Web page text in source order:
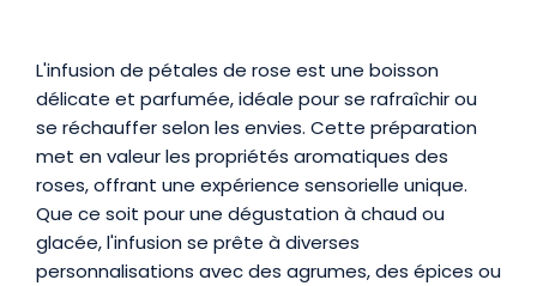
Présentation
L'infusion de pétales de rose est une boisson
délicate et parfumée, idéale pour se rafraîchir ou
se réchauffer selon les envies. Cette préparation
met en valeur les propriétés aromatiques des
roses, offrant une expérience sensorielle unique.
Que ce soit pour une dégustation à chaud ou
glacée, l'infusion se prête à diverses
personnalisations avec des agrumes, des épices ou